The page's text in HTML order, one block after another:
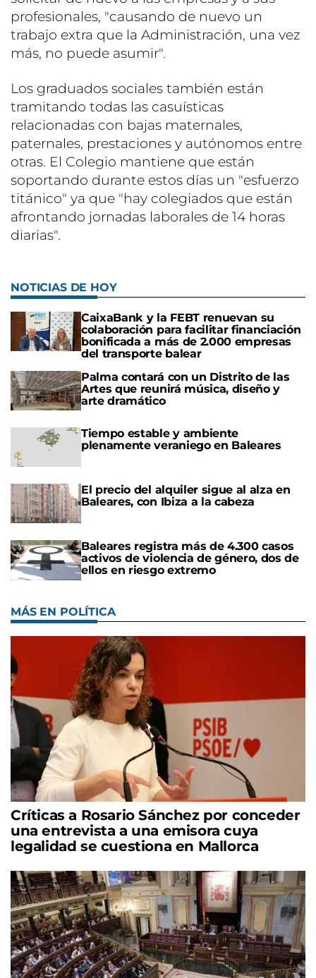
profesionales, "causando de nuevo un
trabajo extra que la Administración, una vez
más, no puede asumir".
Los graduados sociales también están
tramitando todas las casuísticas
relacionadas con bajas maternales,
paternales, prestaciones y autónomos entre
otras. El Colegio mantiene que están
soportando durante estos días un "esfuerzo
titánico" ya que "hay colegiados que están
afrontando jornadas laborales de 14 horas
diarias".
NOTICIAS DE HOY
CaixaBank y la FEBT renuevan su
colaboración para facilitar financiación
bonificada a más de 2.000 empresas
del transporte balear
Palma contará con un Distrito de las
Artes que reunirá música, diseño y
arte dramático
Tiempo estable y ambiente
plenamente veraniego en Baleares
El precio del alquiler sigue al alza en
Baleares, con Ibiza a la cabeza
Baleares registra más de 4.300 casos
activos de violencia de género, dos de
ellos en riesgo extremo
MÁS EN POLÍTICA
Críticas a Rosario Sánchez por conceder
una entrevista a una emisora cuya
legalidad se cuestiona en Mallorca